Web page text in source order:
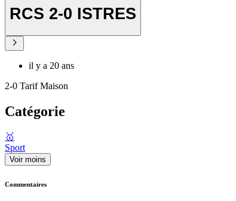
RCS 2-0 ISTRES
il y a 20 ans
2-0 Tarif Maison
Catégorie
🥇
Sport
Voir moins
Commentaires